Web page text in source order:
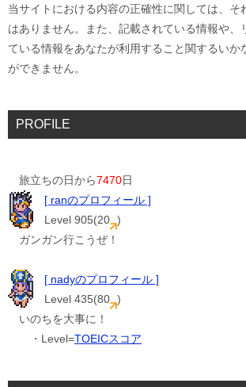
当サイトにおける内容の正確性に関しては、そ
はありません。また、記載されている情報や、
ている情報をあなたが利用すること関するいか
ができません。
PROFILE
旅立ちの日から7470日
[ ranのプロフィール ]
Level 905(20 )
ガンガン行こうぜ！
[ nadyのプロフィール ]
Level 435(80 )
いのちを大事に！
・Level=TOEICスコア